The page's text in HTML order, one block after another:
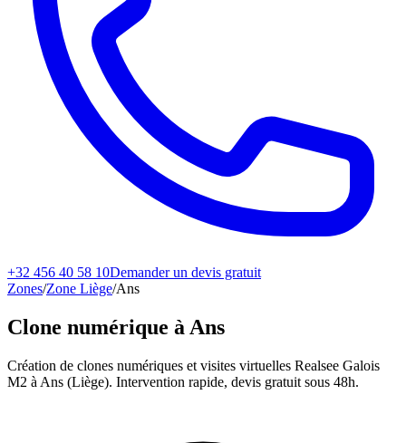
+32 456 40 58 10Demander un devis gratuit
Zones/Zone Liège/Ans
Clone numérique à Ans
Création de clones numériques et visites virtuelles Realsee Galois
M2 à Ans (Liège). Intervention rapide, devis gratuit sous 48h.